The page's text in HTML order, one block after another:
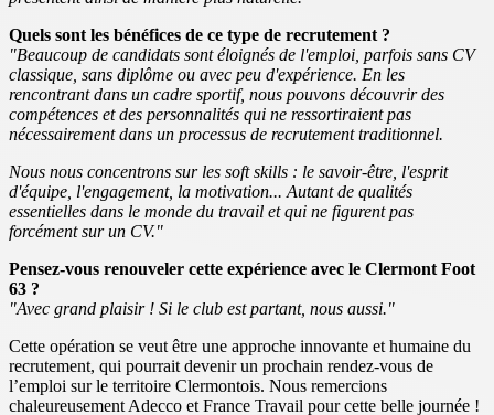
Quels sont les bénéfices de ce type de recrutement ?
"Beaucoup de candidats sont éloignés de l'emploi, parfois sans CV
classique, sans diplôme ou avec peu d'expérience. En les
rencontrant dans un cadre sportif, nous pouvons découvrir des
compétences et des personnalités qui ne ressortiraient pas
nécessairement dans un processus de recrutement traditionnel.
Nous nous concentrons sur les soft skills : le savoir-être, l'esprit
d'équipe, l'engagement, la motivation... Autant de qualités
essentielles dans le monde du travail et qui ne figurent pas
forcément sur un CV."
Pensez-vous renouveler cette expérience avec le Clermont Foot
63 ?
"Avec grand plaisir ! Si le club est partant, nous aussi."
Cette opération se veut être une approche innovante et humaine du
recrutement, qui pourrait devenir un prochain rendez-vous de
l’emploi sur le territoire Clermontois. Nous remercions
chaleureusement Adecco et France Travail pour cette belle journée !